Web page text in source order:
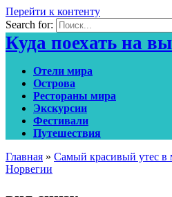
Перейти к контенту
Search for:
Куда поехать на
Отели мира
Острова
Рестораны мира
Экскурсии
Фестивали
Путешествия
Главная » Самый красивый утес в
Норвегии